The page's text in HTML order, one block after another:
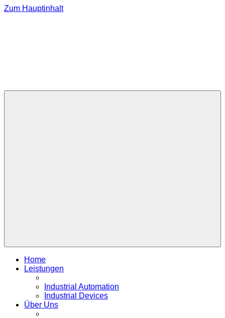
Zum Hauptinhalt
Home
Leistungen
Industrial Automation
Industrial Devices
Über Uns